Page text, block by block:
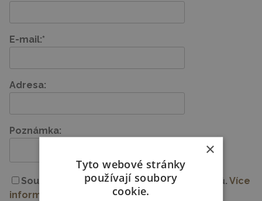
E-mail:*
Adresa:
Poznámka:
Souhlasím se zpracováním osobních údajů. Více
informací
×
Tyto webové stránky
používají soubory
cookie.